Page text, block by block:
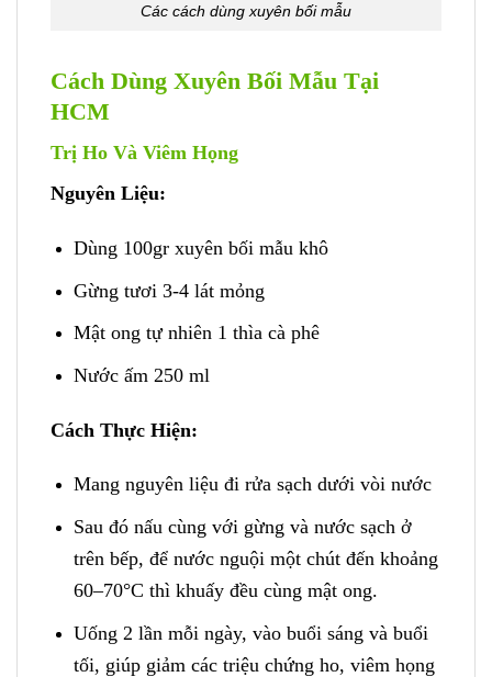
Các cách dùng xuyên bối mẫu
Cách Dùng Xuyên Bối Mẫu Tại
HCM
Trị Ho Và Viêm Họng
Nguyên Liệu:
Dùng 100gr xuyên bối mẫu khô
Gừng tươi 3-4 lát mỏng
Mật ong tự nhiên 1 thìa cà phê
Nước ấm 250 ml
Cách Thực Hiện:
Mang nguyên liệu đi rửa sạch dưới vòi nước
Sau đó nấu cùng với gừng và nước sạch ở
trên bếp, để nước nguội một chút đến khoảng
60–70°C thì khuấy đều cùng mật ong.
Uống 2 lần mỗi ngày, vào buổi sáng và buổi
tối, giúp giảm các triệu chứng ho, viêm họng